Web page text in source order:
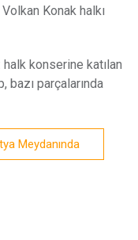
Konak halkı
konserine katılan
bazı parçalarında
Meydanında